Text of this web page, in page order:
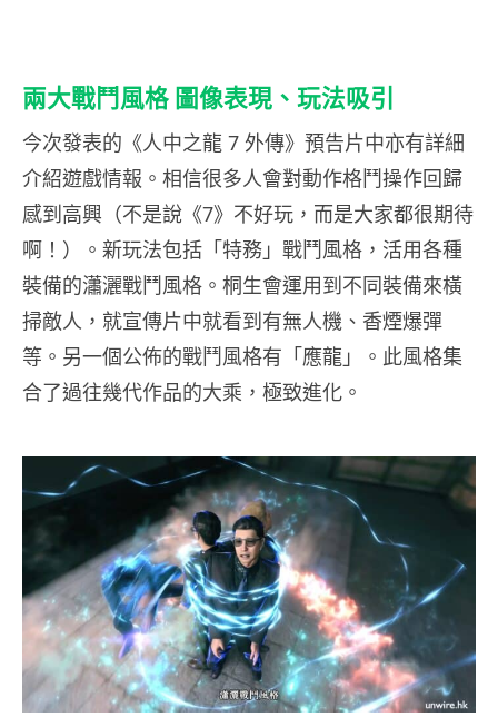
兩大戰鬥風格 圖像表現、玩法吸引
今次發表的《人中之龍 7 外傳》預告片中亦有詳細
介紹遊戲情報。相信很多人會對動作格鬥操作回歸
感到高興（不是說《7》不好玩，而是大家都很期待
啊！）。新玩法包括「特務」戰鬥風格，活用各種
裝備的瀟灑戰鬥風格。桐生會運用到不同裝備來橫
掃敵人，就宣傳片中就看到有無人機、香煙爆彈
等。另一個公佈的戰鬥風格有「應龍」。此風格集
合了過往幾代作品的大乘，極致進化。